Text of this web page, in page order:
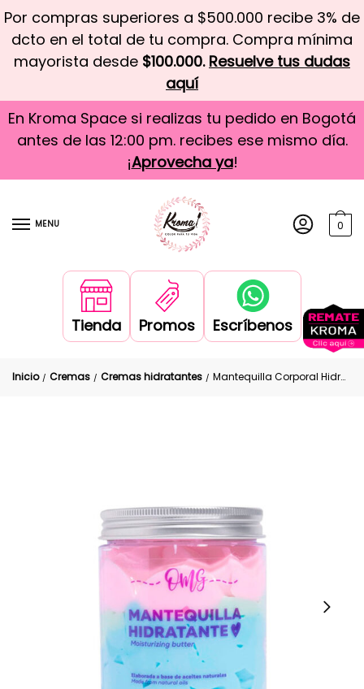
Por compras superiores a $500.000 recibe 3% de
dcto en el total de tu compra. Compra mínima
mayorista desde $100.000. Resuelve tus dudas
aquí
En Kroma Space si realizas tu pedido en Bogotá
antes de las 12:00 pm. recibes ese mismo día.
¡Aprovecha ya!
MENU 0
Tienda Promos Escríbenos
Inicio / Cremas / Cremas hidratantes / Mantequilla Corporal Hidratante OMG